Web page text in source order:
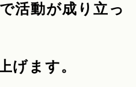
活動が成り立っ
げます。